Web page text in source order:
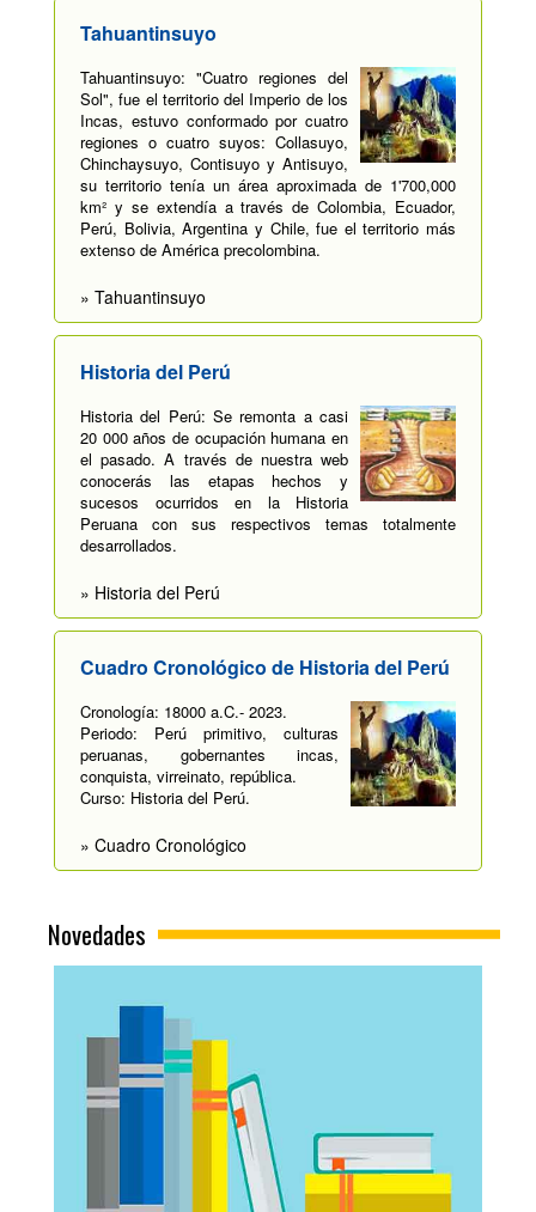
Tahuantinsuyo
Tahuantinsuyo: "Cuatro regiones del
Sol", fue el territorio del Imperio de los
Incas, estuvo conformado por cuatro
regiones o cuatro suyos: Collasuyo,
Chinchaysuyo, Contisuyo y Antisuyo,
su territorio tenía un área aproximada de 1'700,000
km² y se extendía a través de Colombia, Ecuador,
Perú, Bolivia, Argentina y Chile, fue el territorio más
extenso de América precolombina.
» Tahuantinsuyo
Historia del Perú
Historia del Perú: Se remonta a casi
20 000 años de ocupación humana en
el pasado. A través de nuestra web
conocerás las etapas hechos y
sucesos ocurridos en la Historia
Peruana con sus respectivos temas totalmente
desarrollados.
» Historia del Perú
Cuadro Cronológico de Historia del Perú
Cronología: 18000 a.C.- 2023.
Periodo: Perú primitivo, culturas
peruanas, gobernantes incas,
conquista, virreinato, república.
Curso: Historia del Perú.
» Cuadro Cronológico
Novedades